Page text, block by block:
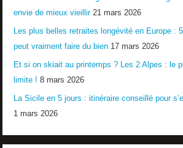
envie de mieux vieillir 21 mars 2026
Les plus belles retraites longévité en Europe :
peut vraiment faire du bien 17 mars 2026
Et si on skiait au printemps ? Les 2 Alpes : le
limite ! 8 mars 2026
La Sicile en 5 jours : itinéraire conseillé pour
1 mars 2026